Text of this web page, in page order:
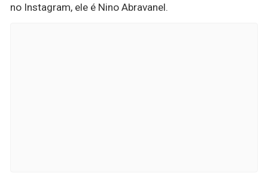
no Instagram, ele é Nino Abravanel.